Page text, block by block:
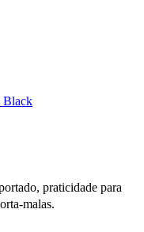
Black
praticidade para
malas.